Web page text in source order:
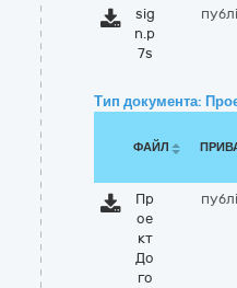
sig
n.p
7s
Тип документа:
ФАЙЛ
Пр
ое
кт
До
го